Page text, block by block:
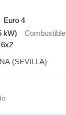
Euro 4
kW) Combustible
6x2
(SEVILLA)